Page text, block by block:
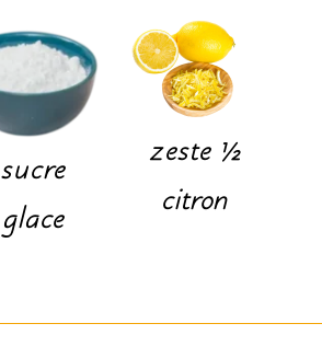
sucre
glace
zeste ½
citron